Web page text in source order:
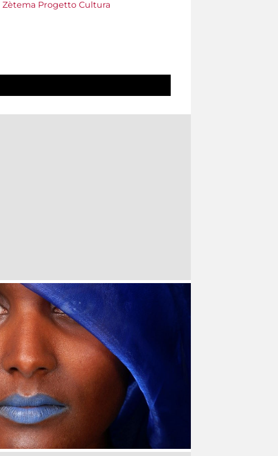
Zètema Progetto Cultura